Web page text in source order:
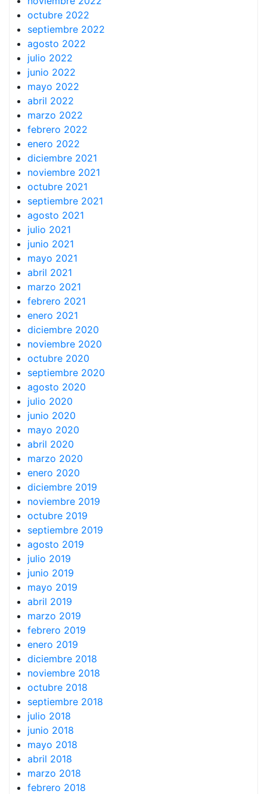
octubre 2022
septiembre 2022
agosto 2022
julio 2022
junio 2022
mayo 2022
abril 2022
marzo 2022
febrero 2022
enero 2022
diciembre 2021
noviembre 2021
octubre 2021
septiembre 2021
agosto 2021
julio 2021
junio 2021
mayo 2021
abril 2021
marzo 2021
febrero 2021
enero 2021
diciembre 2020
noviembre 2020
octubre 2020
septiembre 2020
agosto 2020
julio 2020
junio 2020
mayo 2020
abril 2020
marzo 2020
enero 2020
diciembre 2019
noviembre 2019
octubre 2019
septiembre 2019
agosto 2019
julio 2019
junio 2019
mayo 2019
abril 2019
marzo 2019
febrero 2019
enero 2019
diciembre 2018
noviembre 2018
octubre 2018
septiembre 2018
julio 2018
junio 2018
mayo 2018
abril 2018
marzo 2018
febrero 2018